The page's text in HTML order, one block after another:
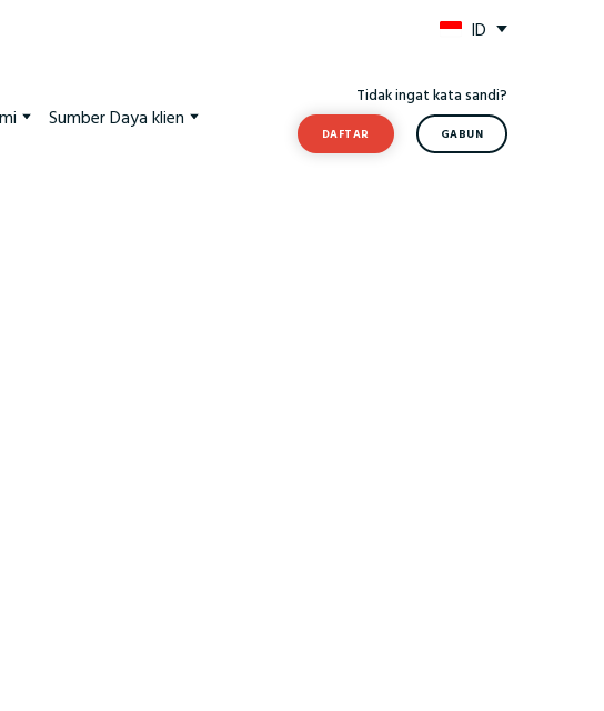
ID
Sumber Daya klien
Tidak ingat kata sandi?
DAFTAR GABUN